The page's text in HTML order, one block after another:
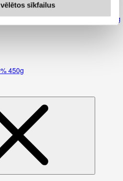
sīkfailus
Skābais krējums VALMIERA 20% 450g
450g